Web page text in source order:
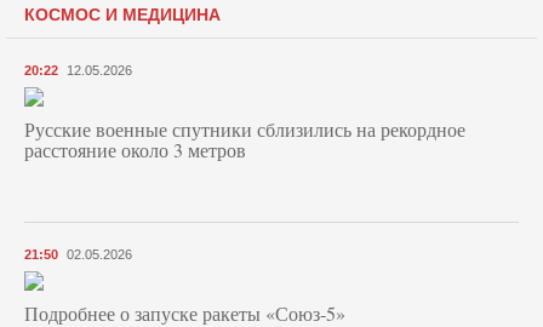
КОСМОС И МЕДИЦИНА
20:22 12.05.2026
Русские военные спутники сблизились на рекордное
расстояние около 3 метров
21:50 02.05.2026
Подробнее о запуске ракеты «Союз‑5»